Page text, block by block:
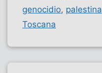
genocidio, palestina
Toscana